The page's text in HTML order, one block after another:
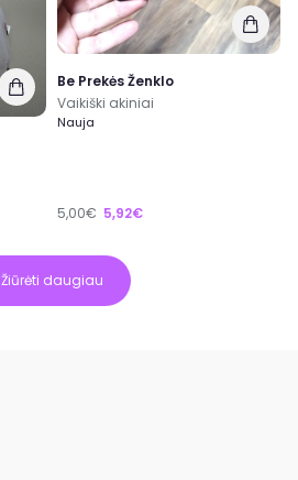
Be Prekės Ženklo
Vaikiški akiniai
Nauja
5,00€ 5,92€
Žiūrėti daugiau